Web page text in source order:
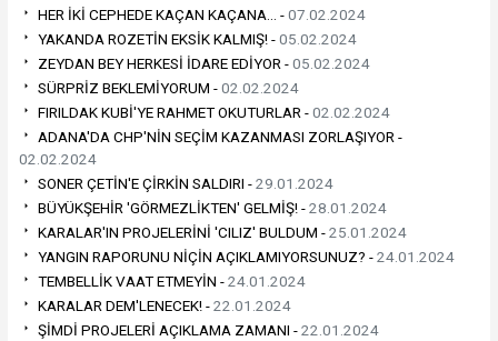
HER İKİ CEPHEDE KAÇAN KAÇANA… -07.02.2024
YAKANDA ROZETİN EKSİK KALMIŞ! -05.02.2024
ZEYDAN BEY HERKESİ İDARE EDİYOR -05.02.2024
SÜRPRİZ BEKLEMİYORUM -02.02.2024
FIRILDAK KUBİ'YE RAHMET OKUTURLAR -02.02.2024
ADANA'DA CHP'NİN SEÇİM KAZANMASI ZORLAŞIYOR -
02.02.2024
SONER ÇETİN'E ÇİRKİN SALDIRI -29.01.2024
BÜYÜKŞEHİR 'GÖRMEZLİKTEN' GELMİŞ! -28.01.2024
KARALAR'IN PROJELERİNİ 'CILIZ' BULDUM -25.01.2024
YANGIN RAPORUNU NİÇİN AÇIKLAMIYORSUNUZ? -24.01.2024
TEMBELLİK VAAT ETMEYİN -24.01.2024
KARALAR DEM'LENECEK! -22.01.2024
ŞİMDİ PROJELERİ AÇIKLAMA ZAMANI -22.01.2024